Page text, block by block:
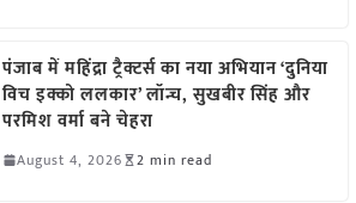
पंजाब में महिंद्रा ट्रैक्टर्स का नया अभियान ‘दुनिया
विच इक्को ललकार’ लॉन्च, सुखबीर सिंह और
परमिश वर्मा बने चेहरा
August 4, 2026 2 min read